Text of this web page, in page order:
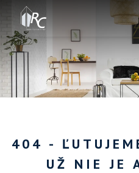
404 -
UŽ NIE JE